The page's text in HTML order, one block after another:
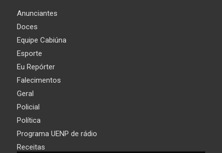
Anunciantes
Doces
Equipe Cabiúna
Esporte
Eu Repórter
Falecimentos
Geral
Policial
Política
Programa UENP de rádio
Receitas